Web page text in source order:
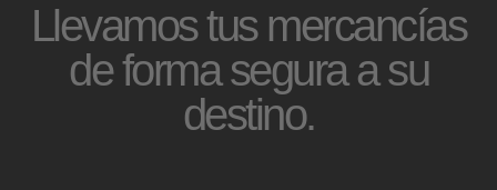
Llevamos tus mercancías
de forma segura a su
destino.